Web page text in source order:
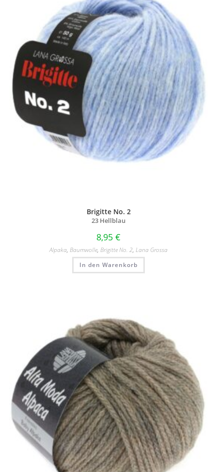
Brigitte No. 2
23 Hellblau
8,95 €
Alpaka, Baumwolle, Brigitte No. 2, Lana Grossa
In den Warenkorb